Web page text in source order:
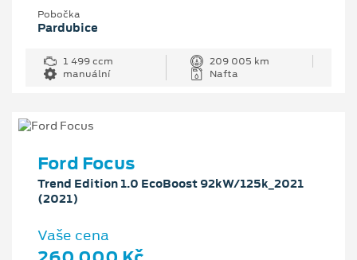
Pobočka
Pardubice
1 499 ccm
209 005 km
manuální
Nafta
Ford Focus
Trend Edition 1.0 EcoBoost 92kW/125k_2021
(2021)
Vaše cena